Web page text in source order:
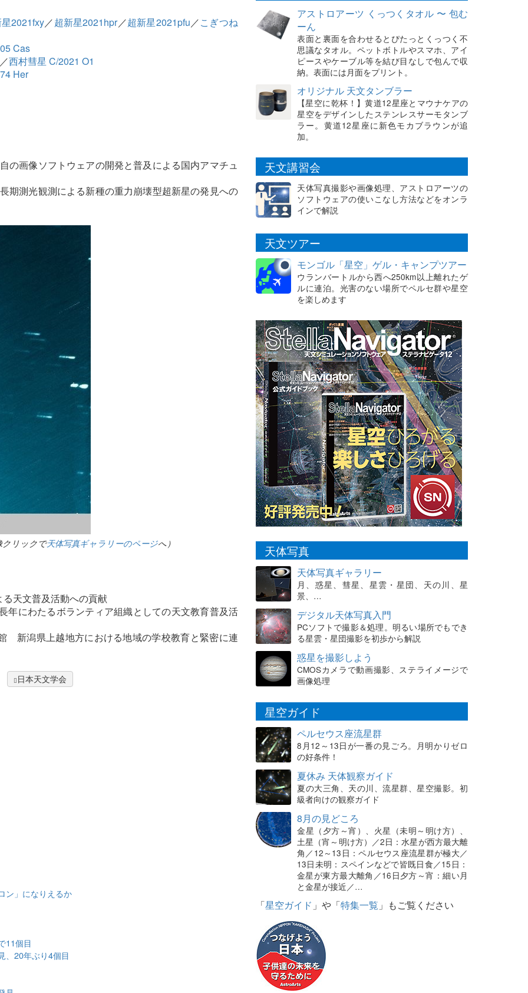
2021fxy／超新星2021hpr／超新星2021pfu／こぎつね
Cas
／西村彗星 C/2021 O1
Her
画像ソフトウェアの開発と普及による国内アマチュ
測光観測による新種の重力崩壊型超新星の発見への
クリックで天体写真ギャラリーのページへ）
天文普及活動への貢献
にわたるボランティア組織としての天文教育普及活
新潟県上越地方における地域の学校教育と緊密に連
日本天文学会
ン」になりえるか
11個目
、20年ぶり4個目
アストロアーツ くっつくタオル 〜 包む
ーん
表面と裏面を合わせるとぴたっとくっつく不
思議なタオル。ペットボトルやスマホ、アイ
ピースやケーブル等を結び目なしで包んで収
納。表面には月面をプリント。
オリジナル 天文タンブラー
【星空に乾杯！】黄道12星座とマウナケアの
星空をデザインしたステンレスサーモタンブ
ラー。黄道12星座に新色モカブラウンが追
加。
天文講習会
天体写真撮影や画像処理、アストロアーツの
ソフトウェアの使いこなし方法などをオンラ
インで解説
天文ツアー
モンゴル「星空」ゲル・キャンプツアー
ウランバートルから西へ250km以上離れたゲ
ルに連泊。光害のない場所でペルセ群や星空
を楽しめます
天体写真
天体写真ギャラリー
月、惑星、彗星、星雲・星団、天の川、星
景、…
デジタル天体写真入門
PCソフトで撮影＆処理。明るい場所でもでき
る星雲・星団撮影を初歩から解説
惑星を撮影しよう
CMOSカメラで動画撮影、ステライメージで
画像処理
星空ガイド
ペルセウス座流星群
8月12～13日が一番の見ごろ。月明かりゼロ
の好条件！
夏休み 天体観察ガイド
夏の大三角、天の川、流星群、星空撮影。初
級者向けの観察ガイド
8月の見どころ
金星（夕方～宵）、火星（未明～明け方）、
土星（宵～明け方）／2日：水星が西方最大離
角／12～13日：ペルセウス座流星群が極大／
13日未明：スペインなどで皆既日食／15日：
金星が東方最大離角／16日夕方～宵：細い月
と金星が接近／…
「星空ガイド 」や「特集一覧 」もご覧ください